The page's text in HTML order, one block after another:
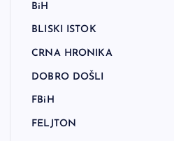
BiH
BLISKI ISTOK
CRNA HRONIKA
DOBRO DOŠLI
FBiH
FELJTON